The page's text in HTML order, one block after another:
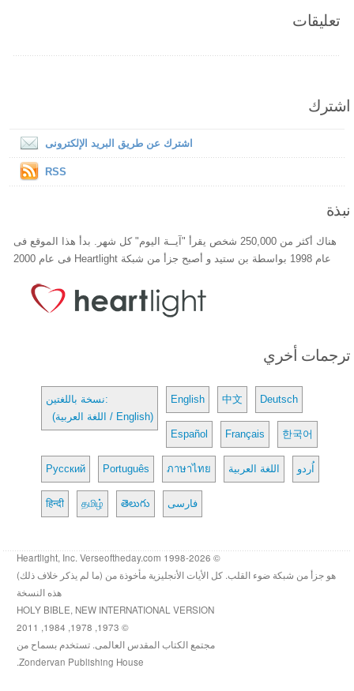
تعليقات
اشترك
اشترك عن طريق البريد الإلكترونى
RSS
نبذة
هناك أكثر من 250,000 شخص يقرأ "آيــة اليوم" كل شهر. بدأ هذا الموقع فى
عام 1998 بواسطة بن ستيد و أصبح جزأ من شبكة Heartlight فى عام 2000
ترجمات أخري
نسخة باللغتين:
(اللغة العربية / English)
English 中文 Deutsch
Español Français 한국어
Русский Português ภาษาไทย اللغة العربية اُردو
हिन्दी தமிழ் తెలుగు فارسی
© 1998-2026 Heartlight, Inc. Verseoftheday.com
هو جزأ من شبكة ضوء القلب. كل الأيات الأنجليزية مأخوذة من (ما لم يذكر خلاف ذلك)
هذه النسخة
HOLY BIBLE, NEW INTERNATIONAL VERSION
© 1973, 1978, 1984, 2011
مجتمع الكتاب المقدس العالمى. تستخدم بسماح من
Zondervan Publishing House.